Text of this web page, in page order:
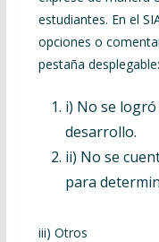
estudiantes. En el
opciones o
pestaña desplegable:
i) No se
desarrollo.
ii) No se
para
iii) Otros